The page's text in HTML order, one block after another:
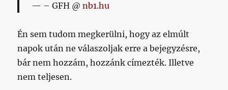
– GFH @nb1.hu
Én sem tudom megkerülni, hogy az elmúlt
napok után ne válaszoljak erre a bejegyzésre,
bár nem hozzám, hozzánk címezték. Illetve
nem teljesen.